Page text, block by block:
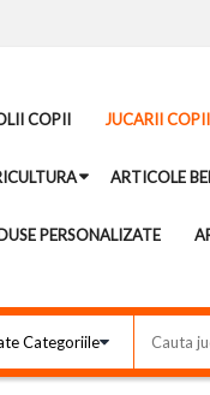
COPII JUCARII COPII
ARTICOLE
PERSONALIZATE